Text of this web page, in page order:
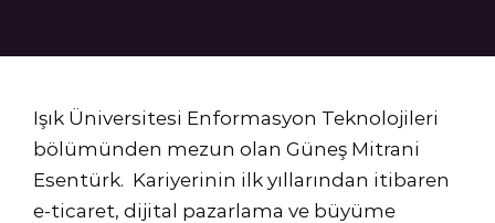
Işık Üniversitesi Enformasyon Teknolojileri
bölümünden mezun olan Güneş Mitrani
Esentürk. Kariyerinin ilk yıllarından itibaren
e-ticaret, dijital pazarlama ve büyüme